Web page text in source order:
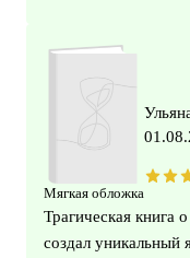
Мягкая обложка
Трагическая книга
создал уникальный